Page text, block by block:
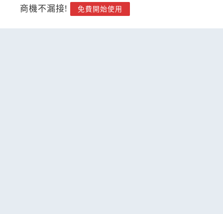
商機不漏接!
免費開始使用